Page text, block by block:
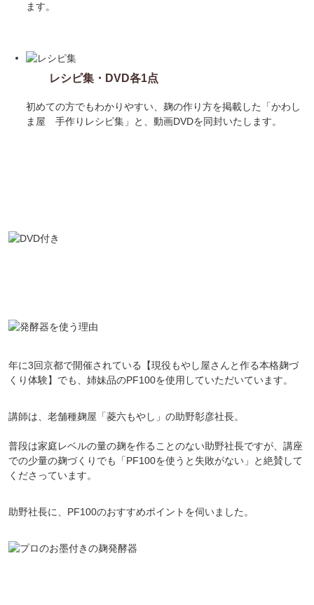
ます。
レシピ集・DVD各1点
初めての方でもわかりやすい、麹の作り方を掲載した「かわし
ま屋 手作りレシピ集」と、動画DVDを同封いたします。
年に3回京都で開催されている【現役もやし屋さんと作る本格麹づ
くり体験】でも、姉妹品のPF100を使用していただいています。
講師は、老舗種麹屋「菱六もやし」の助野彰彦社長。
普段は家庭レベルの量の麹を作ることのない助野社長ですが、講座
での少量の麹づくりでも「PF100を使うと失敗がない」と絶賛して
くださっています。
助野社長に、PF100のおすすめポイントを伺いました。